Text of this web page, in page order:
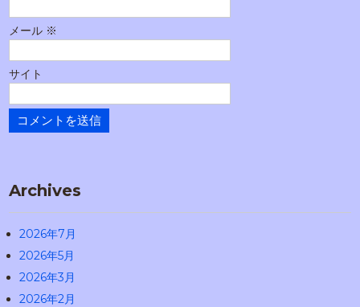
メール ※
サイト
Archives
2026年7月
2026年5月
2026年3月
2026年2月